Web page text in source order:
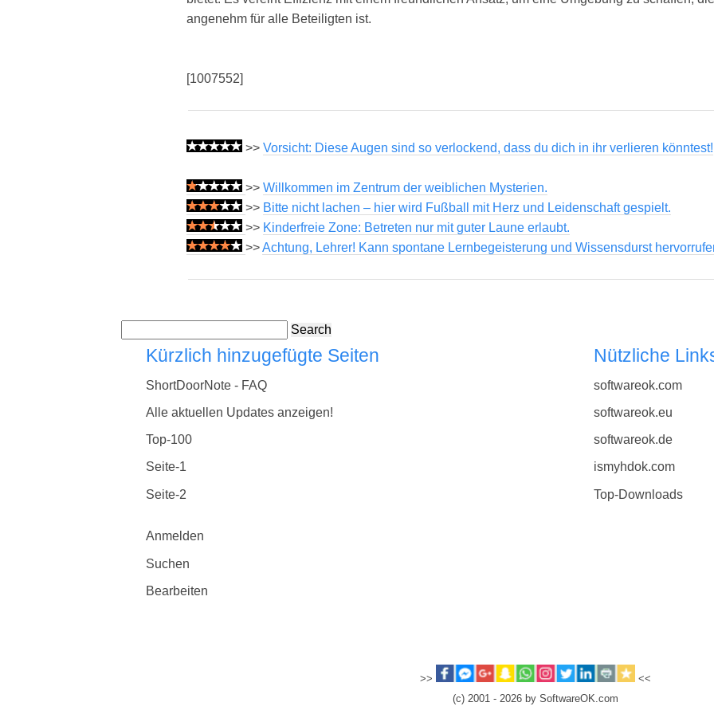
angenehm für alle Beteiligten ist.
[1007552]
>> Vorsicht: Diese Augen sind so verlockend, dass du dich in ihr verlieren könntest!
>> Willkommen im Zentrum der weiblichen Mysterien.
>> Bitte nicht lachen – hier wird Fußball mit Herz und Leidenschaft gespielt.
>> Kinderfreie Zone: Betreten nur mit guter Laune erlaubt.
>>Achtung, Lehrer! Kann spontane Lernbegeisterung und Wissensdurst
Search
Kürzlich hinzugefügte Seiten
ShortDoorNote - FAQ
Alle aktuellen Updates anzeigen!
Top-100
Seite-1
Seite-2
Anmelden
Suchen
Bearbeiten
Nützliche
softwareok.com
softwareok.eu
softwareok.de
ismyhdok.com
Top-Downloads
>>
<<
(c) 2001 - 2026 by SoftwareOK.com